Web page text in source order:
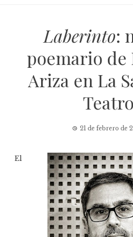
Laberinto:
poemario de
Ariza en La
Teatro
21 de febrero de
El